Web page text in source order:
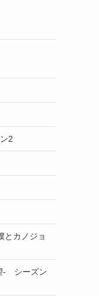
2
とカノジョ
- シーズン